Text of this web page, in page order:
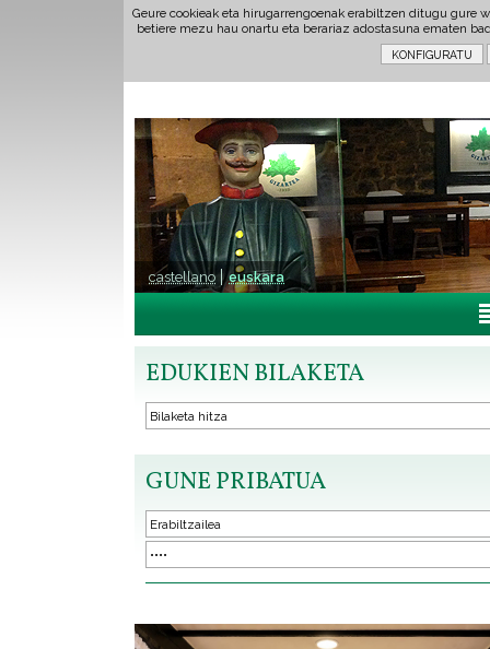
Geure cookieak eta hirugarrengoenak erabiltzen ditugu gure
betiere mezu hau onartu eta berariaz adostasuna ematen
castellano euskara
EDUKIEN BILAKETA
GUNE PRIBATUA